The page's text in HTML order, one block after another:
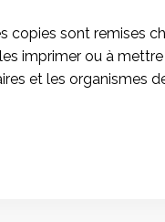
copies sont remises
imprimer ou à
et les organismes